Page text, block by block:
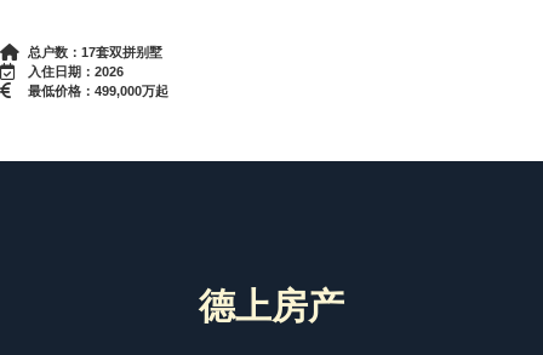
总户数：17套双拼别墅
入住日期：2026
最低价格：499,000万起
德上房产